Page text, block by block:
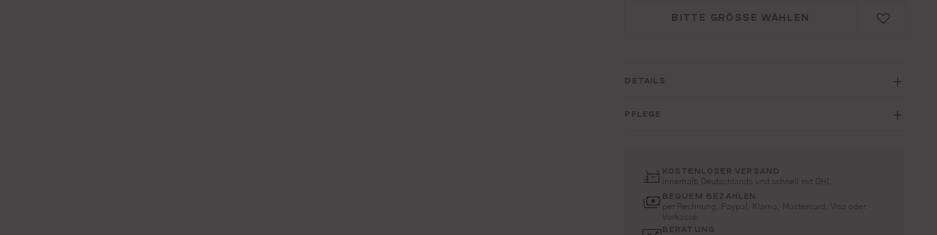
BITTE GRÖSSE WÄHLEN
DETAILS
PFLEGE
KOSTENLOSER VERSAND
innerhalb Deutschlands und schnell mit DHL
BEQUEM BEZAHLEN
per Rechnung, Paypal, Klarna, Mastercard, Visa oder
Vorkasse
BERATUNG